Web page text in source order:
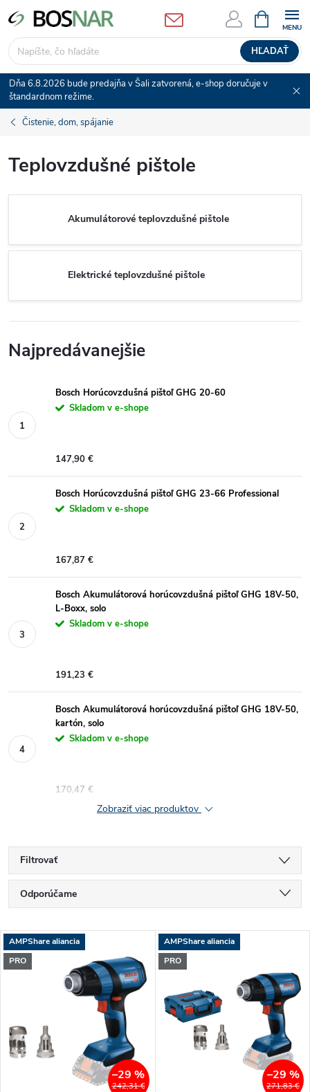
Prejsť
na
obsah
HĽADAŤ
KOŠÍK
Dňa 6.8.2026 bude predajňa v Šali zatvorená, e-shop doručuje v
štandardnom režime.
Čistenie, dom, spájanie
Teplovzdušné pištole
Akumulátorové teplovzdušné pištole
Elektrické teplovzdušné pištole
Najpredávanejšie
Bosch Horúcovzdušná pištoľ GHG 20-60
Skladom v e-shope
147,90 €
Bosch Horúcovzdušná pištoľ GHG 23-66 Professional
Skladom v e-shope
167,87 €
Bosch Akumulátorová horúcovzdušná pištoľ GHG 18V-50,
L-Boxx, solo
Skladom v e-shope
191,23 €
Bosch Akumulátorová horúcovzdušná pištoľ GHG 18V-50,
kartón, solo
Skladom v e-shope
170,47 €
Zobraziť viac produktov
Filtrovať
R
a
d
n
i
Odporúčame
Najdrahšie
Najpredávanejšie
V
ý
p
i
AMPShare aliancia
PRO
242,31 €
–29 %
AMPShare aliancia
PRO
271,83 €
–29 %